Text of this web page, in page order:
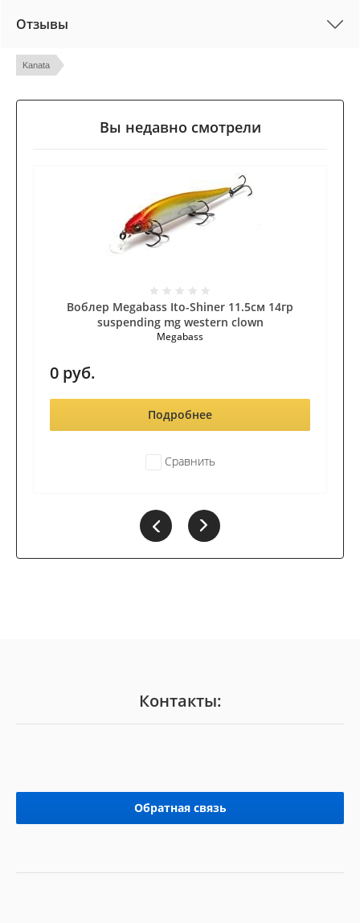
Отзывы
Kanata
Вы недавно смотрели
Воблер Megabass Ito-Shiner 11.5см 14гр
suspending mg western clown
Megabass
0 руб.
Подробнее
Сравнить
Контакты:
Обратная связь